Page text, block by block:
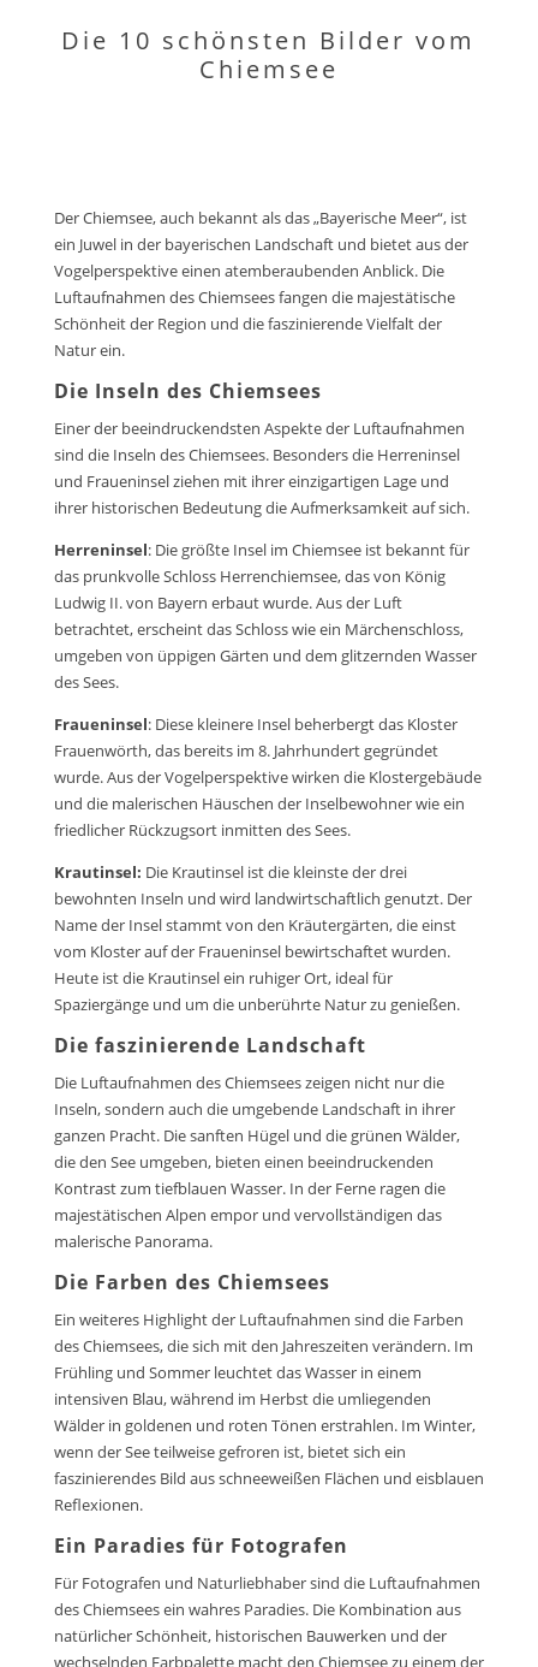
Die 10 schönsten Bilder vom
Chiemsee
Der Chiemsee, auch bekannt als das „Bayerische Meer“, ist
ein Juwel in der bayerischen Landschaft und bietet aus der
Vogelperspektive einen atemberaubenden Anblick. Die
Luftaufnahmen des Chiemsees fangen die majestätische
Schönheit der Region und die faszinierende Vielfalt der
Natur ein.
Die Inseln des Chiemsees
Einer der beeindruckendsten Aspekte der Luftaufnahmen
sind die Inseln des Chiemsees. Besonders die Herreninsel
und Fraueninsel ziehen mit ihrer einzigartigen Lage und
ihrer historischen Bedeutung die Aufmerksamkeit auf sich.
Herreninsel: Die größte Insel im Chiemsee ist bekannt für
das prunkvolle Schloss Herrenchiemsee, das von König
Ludwig II. von Bayern erbaut wurde. Aus der Luft
betrachtet, erscheint das Schloss wie ein Märchenschloss,
umgeben von üppigen Gärten und dem glitzernden Wasser
des Sees.
Fraueninsel: Diese kleinere Insel beherbergt das Kloster
Frauenwörth, das bereits im 8. Jahrhundert gegründet
wurde. Aus der Vogelperspektive wirken die Klostergebäude
und die malerischen Häuschen der Inselbewohner wie ein
friedlicher Rückzugsort inmitten des Sees.
Krautinsel: Die Krautinsel ist die kleinste der drei
bewohnten Inseln und wird landwirtschaftlich genutzt. Der
Name der Insel stammt von den Kräutergärten, die einst
vom Kloster auf der Fraueninsel bewirtschaftet wurden.
Heute ist die Krautinsel ein ruhiger Ort, ideal für
Spaziergänge und um die unberührte Natur zu genießen.
Die faszinierende Landschaft
Die Luftaufnahmen des Chiemsees zeigen nicht nur die
Inseln, sondern auch die umgebende Landschaft in ihrer
ganzen Pracht. Die sanften Hügel und die grünen Wälder,
die den See umgeben, bieten einen beeindruckenden
Kontrast zum tiefblauen Wasser. In der Ferne ragen die
majestätischen Alpen empor und vervollständigen das
malerische Panorama.
Die Farben des Chiemsees
Ein weiteres Highlight der Luftaufnahmen sind die Farben
des Chiemsees, die sich mit den Jahreszeiten verändern. Im
Frühling und Sommer leuchtet das Wasser in einem
intensiven Blau, während im Herbst die umliegenden
Wälder in goldenen und roten Tönen erstrahlen. Im Winter,
wenn der See teilweise gefroren ist, bietet sich ein
faszinierendes Bild aus schneeweißen Flächen und eisblauen
Reflexionen.
Ein Paradies für Fotografen
Für Fotografen und Naturliebhaber sind die Luftaufnahmen
des Chiemsees ein wahres Paradies. Die Kombination aus
natürlicher Schönheit, historischen Bauwerken und der
wechselnden Farbpalette macht den Chiemsee zu einem der